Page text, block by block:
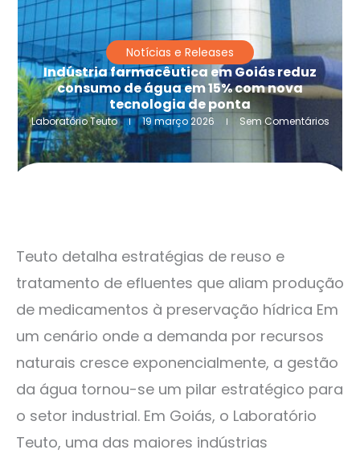
Notícias e Releases
Indústria farmacêutica em Goiás reduz
consumo de água em 15% com nova
tecnologia de ponta
Laboratório Teuto 19 março 2026 Sem Comentários
Teuto detalha estratégias de reuso e
tratamento de efluentes que aliam produção
de medicamentos à preservação hídrica Em
um cenário onde a demanda por recursos
naturais cresce exponencialmente, a gestão
da água tornou-se um pilar estratégico para
o setor industrial. Em Goiás, o Laboratório
Teuto, uma das maiores indústrias